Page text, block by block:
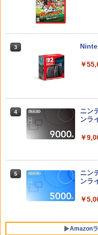
3
￥
4
ニン
ンラ
￥
5
ニン
ンラ
￥
Amazon